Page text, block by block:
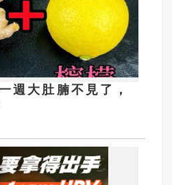
週大肚腩不見了，